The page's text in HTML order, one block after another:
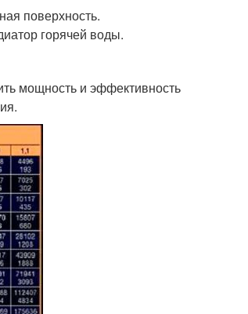
поверхность.
горячей воды.
мощность и эффективность